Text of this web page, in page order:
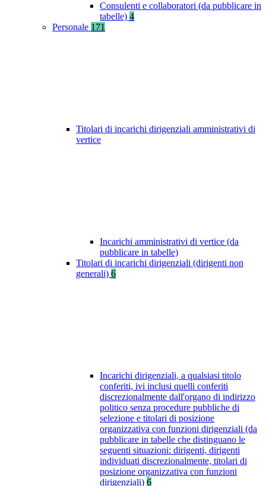
Consulenti e collaboratori (da pubblicare in
tabelle) 4
Personale 171
Titolari di incarichi dirigenziali amministrativi di
vertice
Incarichi amministrativi di vertice (da
pubblicare in tabelle)
Titolari di incarichi dirigenziali (dirigenti non
generali) 6
Incarichi dirigenziali, a qualsiasi titolo
conferiti, ivi inclusi quelli conferiti
discrezionalmente dall'organo di indirizzo
politico senza procedure pubbliche di
selezione e titolari di posizione
organizzativa con funzioni dirigenziali (da
pubblicare in tabelle che distinguano le
seguenti situazioni: dirigenti, dirigenti
individuati discrezionalmente, titolari di
posizione organizzativa con funzioni
dirigenziali) 6